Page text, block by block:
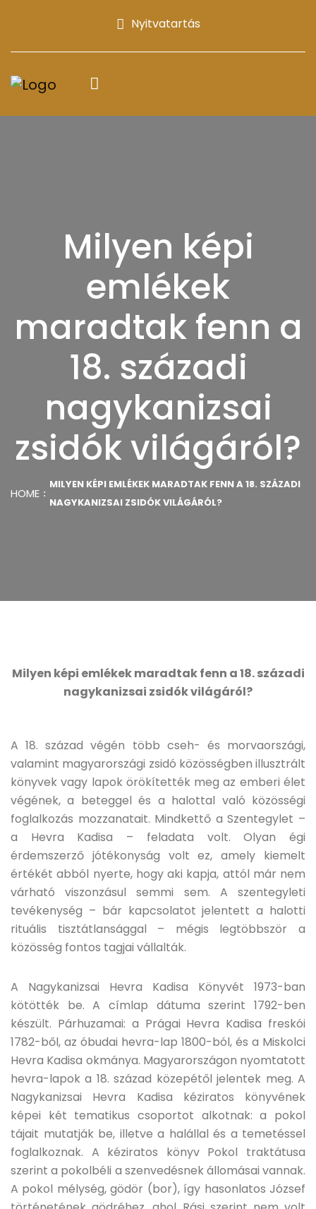
Nyitvatartás
Milyen képi
emlékek
maradtak fenn a
18. századi
nagykanizsai
zsidók világáról?
HOME
MILYEN KÉPI EMLÉKEK MARADTAK FENN A 18. SZÁZADI
NAGYKANIZSAI ZSIDÓK VILÁGÁRÓL?
Milyen képi emlékek maradtak fenn a 18. századi
nagykanizsai zsidók világáról?
A 18. század végén több cseh- és morvaországi,
valamint magyarországi zsidó közösségben illusztrált
könyvek vagy lapok örökítették meg az emberi élet
végének, a beteggel és a halottal való közösségi
foglalkozás mozzanatait. Mindkettő a Szentegylet –
a Hevra Kadisa – feladata volt. Olyan égi
érdemszerző jótékonyság volt ez, amely kiemelt
értékét abból nyerte, hogy aki kapja, attól már nem
várható viszonzásul semmi sem. A szentegyleti
tevékenység – bár kapcsolatot jelentett a halotti
rituális tisztátlansággal – mégis legtöbbször a
közösség fontos tagjai vállalták.
A Nagykanizsai Hevra Kadisa Könyvét 1973-ban
kötötték be. A címlap dátuma szerint 1792-ben
készült. Párhuzamai: a Prágai Hevra Kadisa freskói
1782-ből, az óbudai hevra-lap 1800-ból, és a Miskolci
Hevra Kadisa okmánya. Magyarországon nyomtatott
hevra-lapok a 18. század közepétől jelentek meg. A
Nagykanizsai Hevra Kadisa kéziratos könyvének
képei két tematikus csoportot alkotnak: a pokol
tájait mutatják be, illetve a halállal és a temetéssel
foglalkoznak. A kéziratos könyv Pokol traktátusa
szerint a pokolbéli a szenvedésnek állomásai vannak.
A pokol mélység, gödör (bor), így hasonlatos József